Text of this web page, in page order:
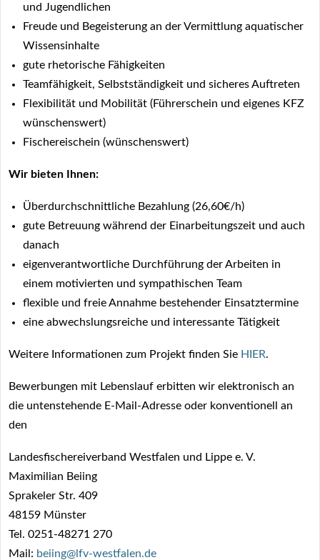
und Jugendlichen
Freude und Begeisterung an der Vermittlung aquatischer
Wissensinhalte
gute rhetorische Fähigkeiten
Teamfähigkeit, Selbstständigkeit und sicheres Auftreten
Flexibilität und Mobilität (Führerschein und eigenes KFZ
wünschenswert)
Fischereischein (wünschenswert)
Wir bieten Ihnen:
Überdurchschnittliche Bezahlung (26,60€/h)
gute Betreuung während der Einarbeitungszeit und auch
danach
eigenverantwortliche Durchführung der Arbeiten in
einem motivierten und sympathischen Team
flexible und freie Annahme bestehender Einsatztermine
eine abwechslungsreiche und interessante Tätigkeit
Weitere Informationen zum Projekt finden Sie HIER.
Bewerbungen mit Lebenslauf erbitten wir elektronisch an
die untenstehende E-Mail-Adresse oder konventionell an
den
Landesfischereiverband Westfalen und Lippe e. V.
Maximilian Beiing
Sprakeler Str. 409
48159 Münster
Tel. 0251-48271 270
Mail: beiing@lfv-westfalen.de